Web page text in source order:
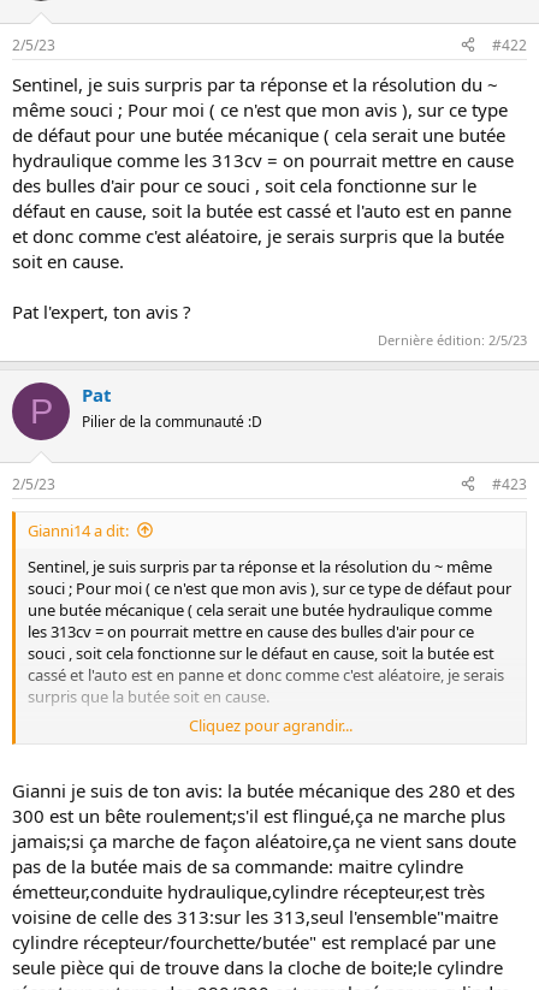
2/5/23 #422
Sentinel, je suis surpris par ta réponse et la résolution du ~
même souci ; Pour moi ( ce n'est que mon avis ), sur ce type
de défaut pour une butée mécanique ( cela serait une butée
hydraulique comme les 313cv = on pourrait mettre en cause
des bulles d'air pour ce souci , soit cela fonctionne sur le
défaut en cause, soit la butée est cassé et l'auto est en panne
et donc comme c'est aléatoire, je serais surpris que la butée
soit en cause.
Pat l'expert, ton avis ?
Dernière édition: 2/5/23
P Pat
Pilier de la communauté :D
2/5/23 #423
Gianni14 a dit:
Sentinel, je suis surpris par ta réponse et la résolution du ~ même
souci ; Pour moi ( ce n'est que mon avis ), sur ce type de défaut pour
une butée mécanique ( cela serait une butée hydraulique comme
les 313cv = on pourrait mettre en cause des bulles d'air pour ce
souci , soit cela fonctionne sur le défaut en cause, soit la butée est
cassé et l'auto est en panne et donc comme c'est aléatoire, je serais
surpris que la butée soit en cause.
Cliquez pour agrandir...
Gianni je suis de ton avis: la butée mécanique des 280 et des
300 est un bête roulement;s'il est flingué,ça ne marche plus
jamais;si ça marche de façon aléatoire,ça ne vient sans doute
pas de la butée mais de sa commande: maitre cylindre
émetteur,conduite hydraulique,cylindre récepteur,est très
voisine de celle des 313:sur les 313,seul l'ensemble"maitre
cylindre récepteur/fourchette/butée" est remplacé par une
seule pièce qui de trouve dans la cloche de boite;le cylindre